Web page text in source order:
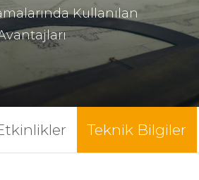
Kullanılan
Teknik Bilgiler